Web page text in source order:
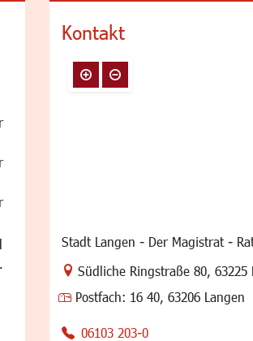
Kontakt
Stadt Langen - Der Magistrat -
Link zur Google-Maps
Südliche Ringstraße 80, 63225
Postfach: 16 40, 63206 Langen
06103 203-0